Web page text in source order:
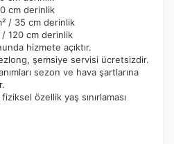
cm derinlik
/ 35 cm derinlik
/ 120 cm derinlik
hizmete açıktır.
şemsiye servisi ücretsizdir.
sezon ve hava şartlarına
özellik yaş sınırlaması